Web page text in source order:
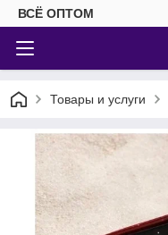
ВСЁ ОПТОМ
Товары и услуги